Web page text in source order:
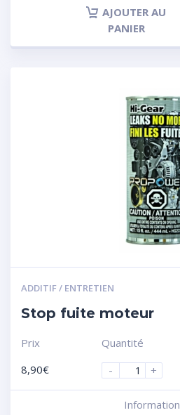
AJOUTER AU
PANIER
ADDITIF / ENTRETIEN
Stop fuite moteur
Prix
8,90€
Quantité
-
+
Information